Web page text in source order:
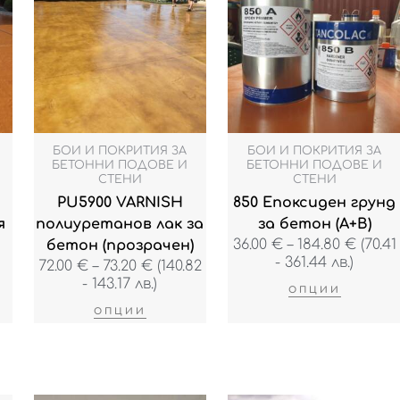
БОИ И ПОКРИТИЯ ЗА
БЕТОННИ ПОДОВЕ И
СТЕНИ
PU5900 VARNISH
полиуретанов лак за
бетон (прозрачен)
72.00 € – 73.20 €
72.00 €
through
73.20 €
(140.82
- 143.17 лв.)
ОПЦИИ
has
multiple
variants.
options
may
chosen
the
product
page
БОИ И ПОКРИТИЯ ЗА
БЕТОННИ ПОДОВЕ И
СТЕНИ
850 Епоксиден грунд
за бетон (А+B)
36.00 € – 184.80 €
36.00
(70.41
- 361.44 лв.)
ОПЦИИ
has
multiple
variants.
The
options
chosen
the
product
page